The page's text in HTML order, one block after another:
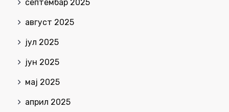
септембар 2025
август 2025
јул 2025
јун 2025
мај 2025
април 2025